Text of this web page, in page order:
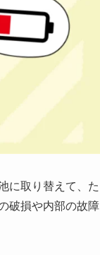
に取り替えて、た
破損や内部の故障